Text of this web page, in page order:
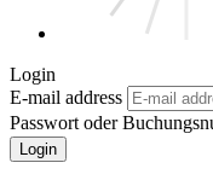
Login
E-mail address
Passwort oder
Login